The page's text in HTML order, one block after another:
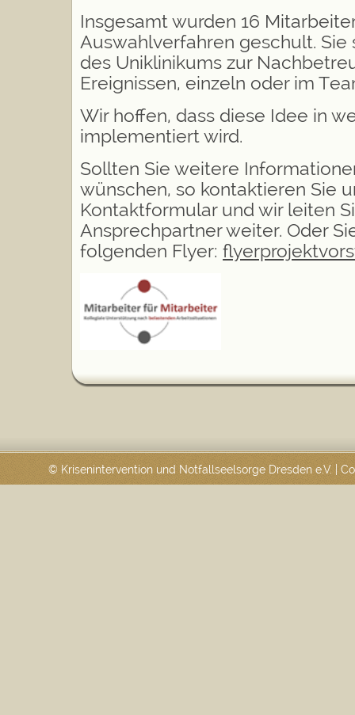
Insgesamt wurden 16
Auswahlverfahren geschult.
des Uniklinikums zur
Ereignissen, einzeln oder im
Wir hoffen, dass diese Idee in
implementiert wird.
Sollten Sie weitere
wünschen, so kontaktieren Sie
Kontaktformular und wir leiten
Ansprechpartner weiter. Oder
folgenden Flyer:
© Krisenintervention und Notfallseelsorge Dresden e.V. |